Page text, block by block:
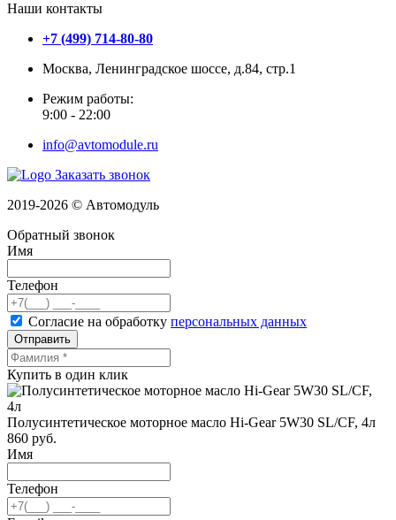
Наши контакты
+7 (499) 714-80-80
Москва, Ленинградское шоссе, д.84, стр.1
Режим работы:
9:00 - 22:00
info@avtomodule.ru
Заказать звонок
2019-2026 © Автомодуль
Обратный звонок
Имя
Телефон
Согласие на обработку персональных данных
Отправить
Купить в один клик
Полусинтетическое моторное масло Hi-Gear 5W30 SL/CF, 4л
860 руб.
Имя
Телефон